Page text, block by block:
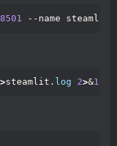
8501 --name
>steamlit. log 2>&1